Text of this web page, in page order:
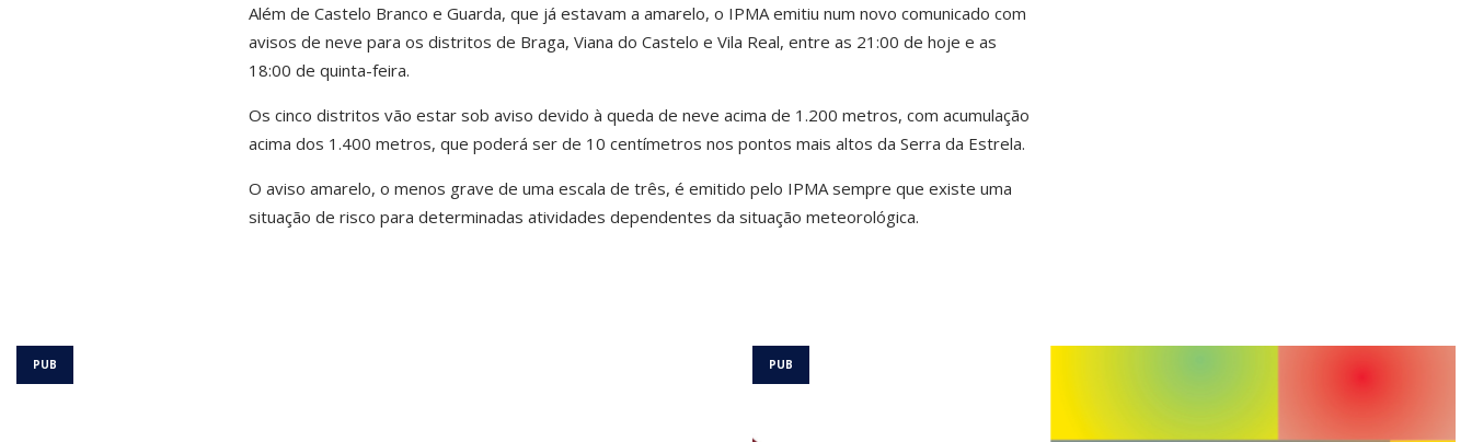
Além de Castelo Branco e Guarda, que já estavam a amarelo, o IPMA emitiu num novo comunicado com
avisos de neve para os distritos de Braga, Viana do Castelo e Vila Real, entre as 21:00 de hoje e as
18:00 de quinta-feira.
Os cinco distritos vão estar sob aviso devido à queda de neve acima de 1.200 metros, com acumulação
acima dos 1.400 metros, que poderá ser de 10 centímetros nos pontos mais altos da Serra da Estrela.
O aviso amarelo, o menos grave de uma escala de três, é emitido pelo IPMA sempre que existe uma
situação de risco para determinadas atividades dependentes da situação meteorológica.